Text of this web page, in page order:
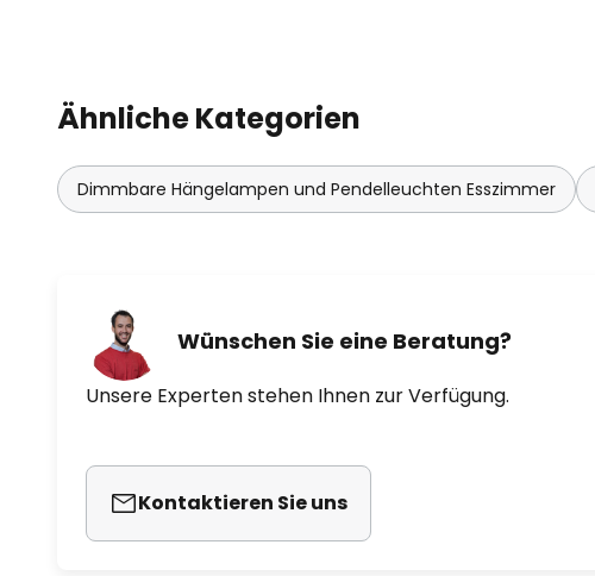
Ähnliche Kategorien
Dimmbare Hängelampen und Pendelleuchten Esszimmer
Wünschen Sie eine Beratung?
Unsere Experten stehen Ihnen zur Verfügung.
Kontaktieren Sie uns